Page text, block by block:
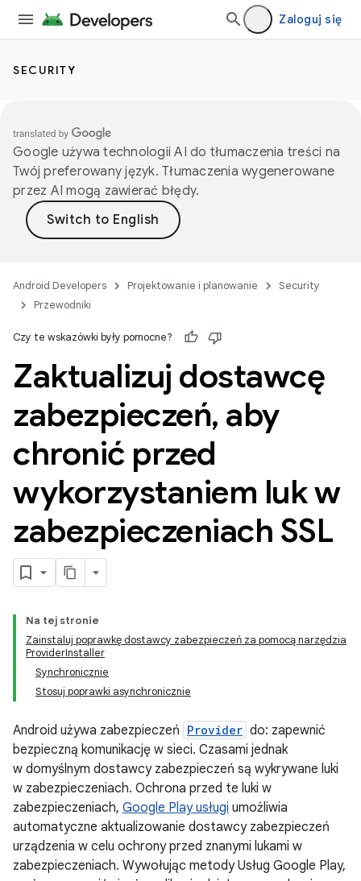
Zaloguj się
SECURITY
Google używa technologii AI do tłumaczenia treści na
Twój preferowany język. Tłumaczenia wygenerowane
przez AI mogą zawierać błędy.
Android Developers Projektowanie i planowanie
Security
Przewodniki
Czy te wskazówki były pomocne?
Zaktualizuj dostawcę
zabezpieczeń, aby
chronić przed
wykorzystaniem luk w
zabezpieczeniach SSL
Na tej stronie
Zainstaluj poprawkę dostawcy zabezpieczeń za pomocą narzędzia
ProviderInstaller
Synchronicznie
Stosuj poprawki asynchronicznie
Android używa zabezpieczeń Provider do: zapewnić
bezpieczną komunikację w sieci. Czasami jednak
w domyślnym dostawcy zabezpieczeń są wykrywane luki
w zabezpieczeniach. Ochrona przed te luki w
zabezpieczeniach, Google Play usługi umożliwia
automatyczne aktualizowanie dostawcy zabezpieczeń
urządzenia w celu ochrony przed znanymi lukami w
zabezpieczeniach. Wywołując metody Usług Google Play,